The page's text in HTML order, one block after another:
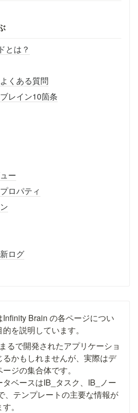
とは？
くある質問
レイン10箇条
ー
ロパティ
ログ
Infinity Brain の各ページについ
を説明しています。
るで開発されたアプリケーショ
るかもしれませんが、実際はデ
ジの集合体です。
ベースはIB_タスク、IB_ノー
、テンプレートの主要な情報が
。